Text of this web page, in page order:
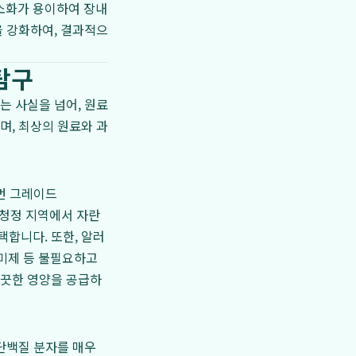
가 용이하여 장내
강화하여, 결과적으
구
사실을 넘어, 원료
, 최상의 원료와 과
그레이드
정 지역에서 자란
합니다. 또한, 알러
제 등 불필요하고
한 영양을 공급하
백질 분자를 매우